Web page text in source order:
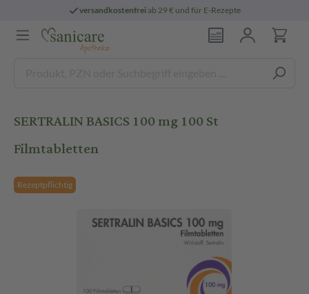
versandkostenfreiab 29 € und für E-Rezepte
SERTRALIN BASICS 100 mg 100 St
Filmtabletten
Rezeptpflichtig